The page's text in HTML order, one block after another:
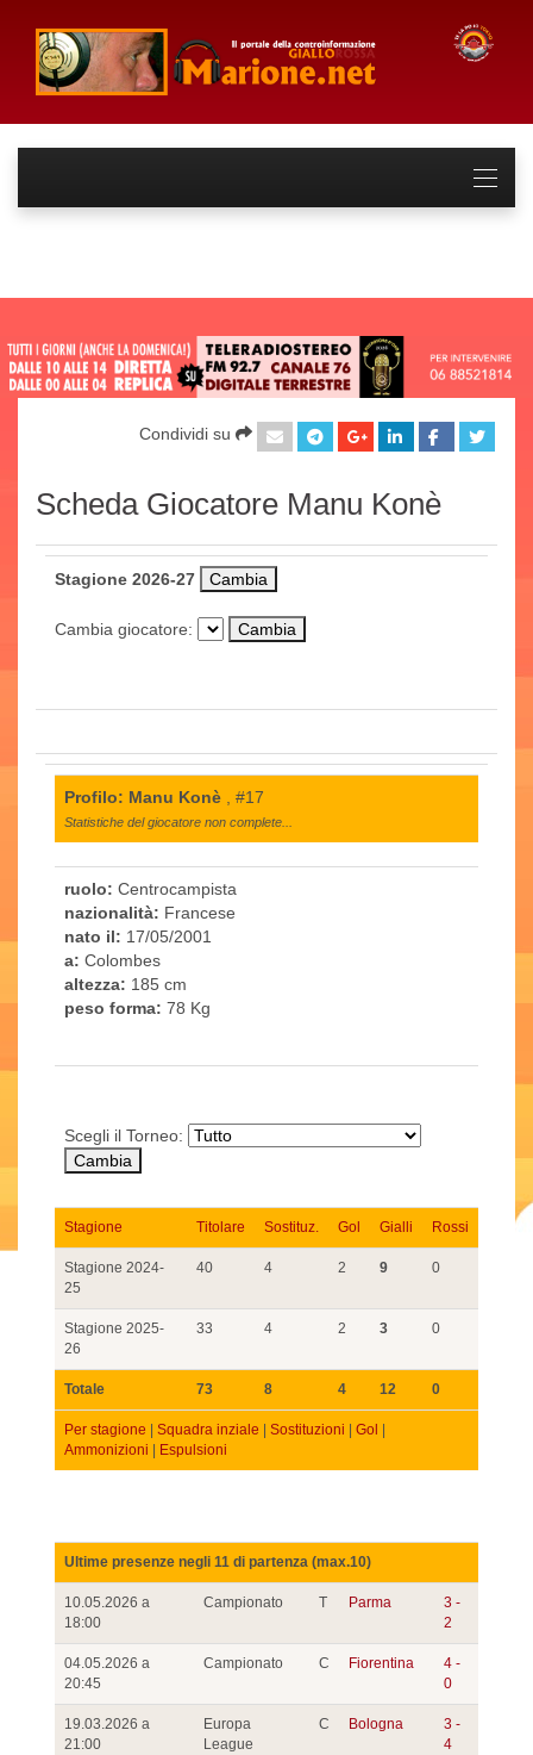
Condividi su
Scheda Giocatore Manu Konè
Stagione 2026-27
Cambia giocatore:
Profilo: Manu Konè , #17
Statistiche del giocatore non complete...
ruolo: Centrocampista
nazionalità: Francese
nato il: 17/05/2001
a: Colombes
altezza: 185 cm
peso forma: 78 Kg
Scegli il Torneo:
Stagione Titolare Sostituz. Gol Gialli Rossi
Stagione 2024-
25
40 4 2 9 0
Stagione 2025-
26
33 4 2 3 0
Totale 73 8 4 12 0
Per stagione Squadra inziale Sostituzioni Gol
Ammonizioni
Espulsioni
Ultime presenze negli 11 di partenza (max.10)
10.05.2026 a
18:00
Campionato T Parma
3 -
2
04.05.2026 a
20:45
Campionato C Fiorentina
4 -
0
19.03.2026 a
21:00
Europa
League
C Bologna
3 -
4